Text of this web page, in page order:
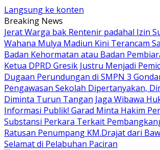
Langsung ke konten
Breaking News
Jerat Warga bak Rentenir padahal Izin
Wahana Mulya Madiun Kini Terancam
Badan Kehormatan atau Badan
Ketua DPRD Gresik Justru Menjadi
Dugaan Perundungan di SMPN 3
Pengawasan Sekolah Dipertanyakan,
Diminta Turun Tangan Jaga Wibawa
Informasi Publik! Garad Minta Hakim
Substansi Perkara Terkait
Ratusan Penumpang KM.Drajat dari
Selamat di Pelabuhan Paciran